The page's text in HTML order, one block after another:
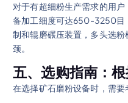
对于有超细粉生产需求的用
备加工细度可达650-3250目
制和辊磨碾压装置，多头选
颈。
五、选购指南：
在选择矿石磨粉设备时，需要